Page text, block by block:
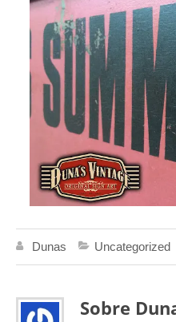
Dunas Uncategorized
Sobre